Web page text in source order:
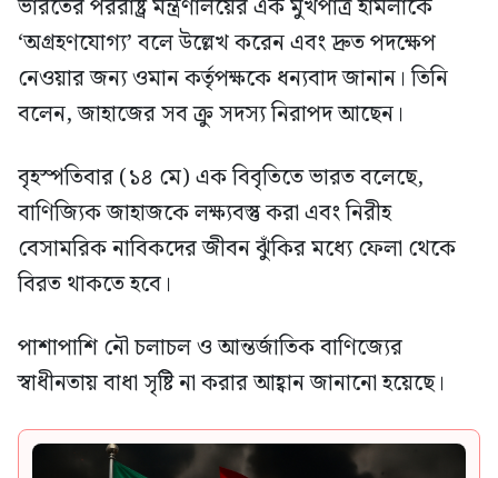
ভারতের পররাষ্ট্র মন্ত্রণালয়ের এক মুখপাত্র হামলাকে
‘অগ্রহণযোগ্য’ বলে উল্লেখ করেন এবং দ্রুত পদক্ষেপ
নেওয়ার জন্য ওমান কর্তৃপক্ষকে ধন্যবাদ জানান। তিনি
বলেন, জাহাজের সব ক্রু সদস্য নিরাপদ আছেন।
বৃহস্পতিবার (১৪ মে) এক বিবৃতিতে ভারত বলেছে,
বাণিজ্যিক জাহাজকে লক্ষ্যবস্তু করা এবং নিরীহ
বেসামরিক নাবিকদের জীবন ঝুঁকির মধ্যে ফেলা থেকে
বিরত থাকতে হবে।
পাশাপাশি নৌ চলাচল ও আন্তর্জাতিক বাণিজ্যের
স্বাধীনতায় বাধা সৃষ্টি না করার আহ্বান জানানো হয়েছে।